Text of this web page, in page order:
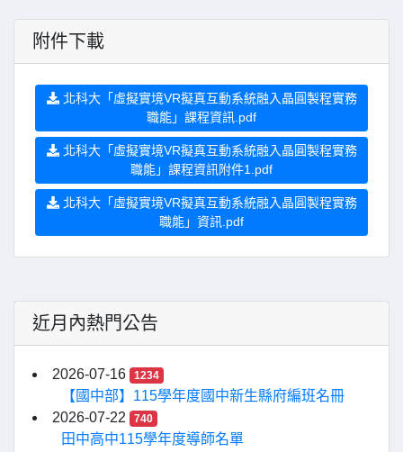
附件下載
北科大「虛擬實境VR擬真互動系統融入晶圓製程實務
職能」課程資訊.pdf
北科大「虛擬實境VR擬真互動系統融入晶圓製程實務
職能」課程資訊附件1.pdf
北科大「虛擬實境VR擬真互動系統融入晶圓製程實務
職能」資訊.pdf
近月內熱門公告
2026-07-16 1234
【國中部】115學年度國中新生縣府編班名冊
2026-07-22
740
田中高中115學年度導師名單